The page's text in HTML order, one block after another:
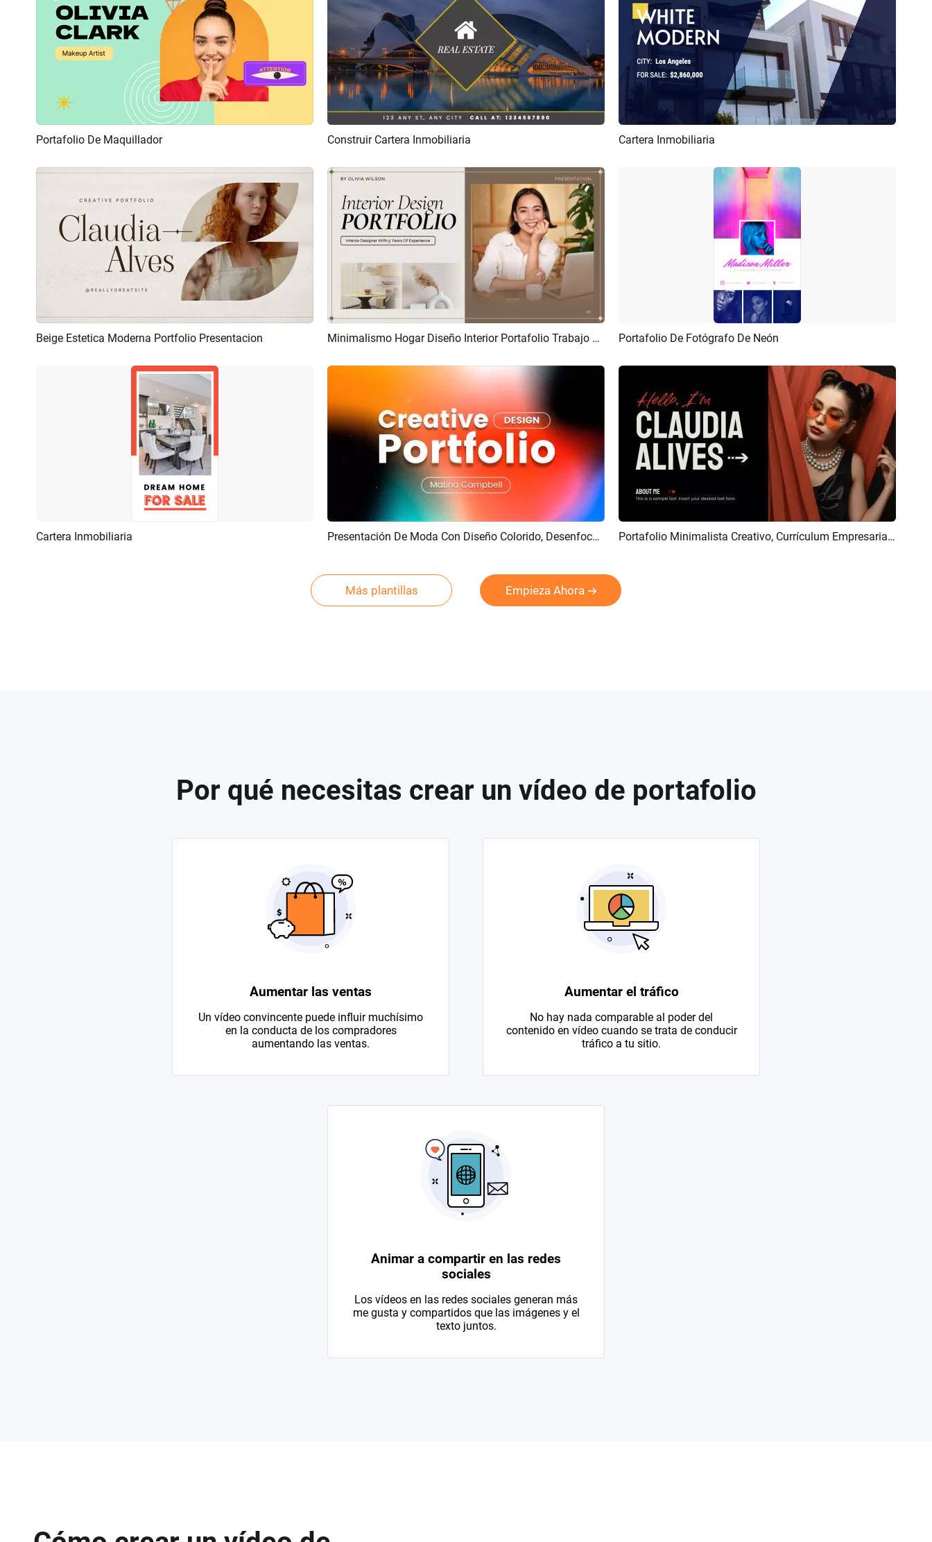
Previsualizar
Portafolio De Maquillador Previsualizar
Construir Cartera Inmobiliaria Previsualizar
Cartera Inmobiliaria
Previsualizar Crear IA
Beige Estetica Moderna Portfolio Presentacion Previsualizar Crear IA Minimalismo Hogar Diseño Interior Portafolio Trabajo Currículum Presentación Empresarial Previsualizar
Portafolio De Fotógrafo De Neón
Previsualizar
Cartera Inmobiliaria Previsualizar Crear IA Presentación De Moda Con Diseño Colorido, Desenfocado Y Degradado, Portafolio Creativo Previsualizar Personalizar Portafolio Minimalista Creativo, Currículum Empresarial Y De Moda, Presentación De Diapositivas
Más plantillas Empieza Ahora
Por qué necesitas crear un vídeo de portafolio
Aumentar las ventas
Un vídeo convincente puede influir muchísimo
en la conducta de los compradores
aumentando las ventas.
Aumentar el tráfico
No hay nada comparable al poder del
contenido en vídeo cuando se trata de conducir
tráfico a tu sitio.
Animar a compartir en las redes
sociales
Los vídeos en las redes sociales generan más
me gusta y compartidos que las imágenes y el
texto juntos.